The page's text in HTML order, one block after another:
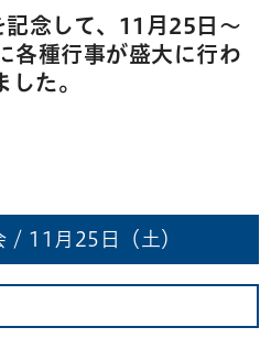
念して、11月25日～
各種行事が盛大に行わ
した。
/ 11月25日（土）